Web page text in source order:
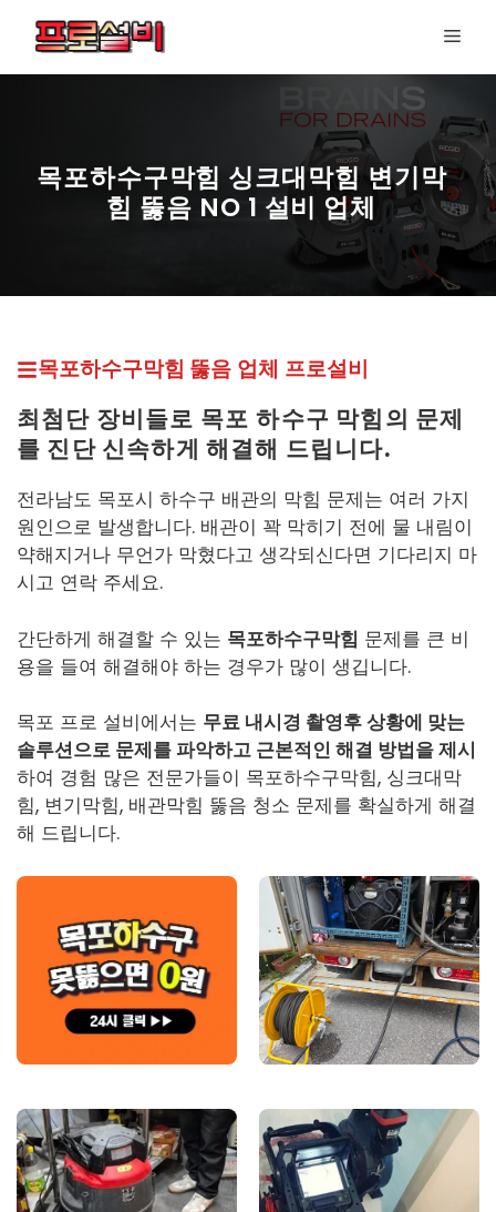
츠
메
목포하수구막힘 싱크대막힘 변기막
힘 뚫음 NO 1 설비 업체
프로설비 최신 페이지
목포하수구막힘 뚫음 업체 프로설비
최첨단 장비들로 목포 하수구 막힘의 문제
를 진단 신속하게 해결해 드립니다.
전라남도 목포시 하수구 배관의 막힘 문제는 여러 가지
원인으로 발생합니다. 배관이 꽉 막히기 전에 물 내림이
약해지거나 무언가 막혔다고 생각되신다면 기다리지 마
시고 연락 주세요.
간단하게 해결할 수 있는 목포하수구막힘 문제를 큰 비
용을 들여 해결해야 하는 경우가 많이 생깁니다.
목포 프로 설비에서는 무료 내시경 촬영후 상황에 맞는
솔루션으로 문제를 파악하고 근본적인 해결 방법을 제시
하여 경험 많은 전문가들이 목포하수구막힘, 싱크대막
힘, 변기막힘, 배관막힘 뚫음 청소 문제를 확실하게 해결
해 드립니다.